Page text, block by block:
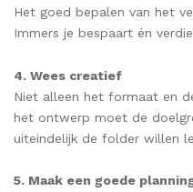
Het goed bepalen van het
Immers je bespaart én
4. Wees creatief
Niet alleen het formaat en
het ontwerp moet de
uiteindelijk de folder willen
5. Maak een goede